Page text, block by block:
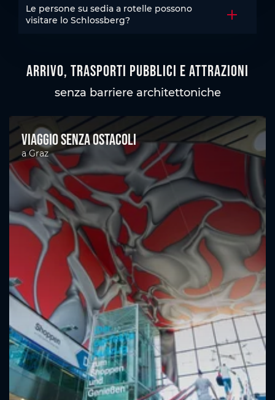
Le persone su sedia a rotelle possono
visitare lo Schlossberg?
Aprire la
Arrivo, trasporti pubblici e attrazioni
senza barriere architettoniche
Viaggio senza ostacoli
a Graz